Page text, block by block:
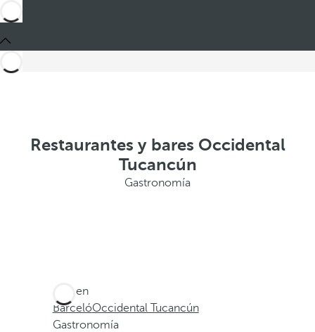
Restaurantes y bares Occidental
Tucancún
Gastronomía
Está en
BarcelóOccidental Tucancún
Gastronomía